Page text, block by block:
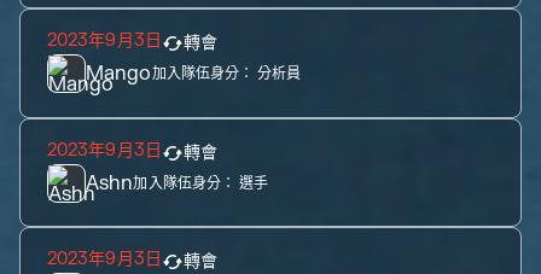
2023年9月3日 轉會
Mango加入隊伍身分： 分析員
2023年9月3日 轉會
Ashn加入隊伍身分： 選手
2023年9月3日 轉會